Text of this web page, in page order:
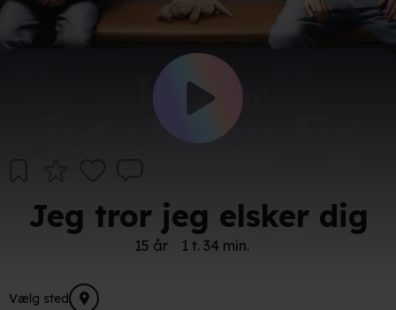
Jeg tror jeg elsker dig
15 år 1 t. 34 min.
Vælg sted